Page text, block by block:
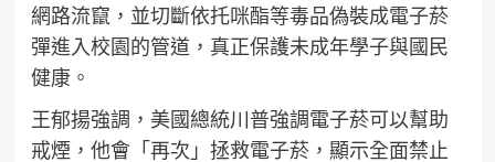
網路流竄，並切斷依托咪酯等毒品偽裝成電子菸
彈進入校園的管道，真正保護未成年學子與國民
健康。
王郁揚強調，美國總統川普強調電子菸可以幫助
戒煙，他會「再次」拯救電子菸，顯示全面禁止